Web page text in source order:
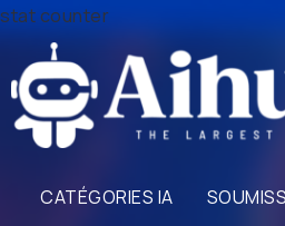
stat counter
CATÉGORIES IA